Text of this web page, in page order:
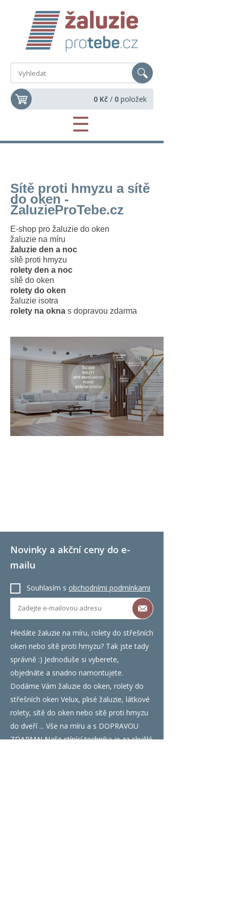
0 Kč / 0 položek
☰
Sítě proti hmyzu a sítě
do oken -
ŽaluzieProTebe.cz
E-shop pro žaluzie do oken
žaluzie na míru
žaluzie den a noc
sítě proti hmyzu
rolety den a noc
sítě do oken
rolety do oken
žaluzie isotra
rolety na okna s dopravou zdarma
Novinky a akční ceny do e-
mailu
Souhlasím s obchodními podmínkami
Hledáte žaluzie na míru, rolety do střešních
oken nebo sítě proti hmyzu? Tak jste tady
správně :) Jednoduše si vyberete,
objednáte a snadno namontujete.
Dodáme Vám žaluzie do oken, rolety do
střešních oken Velux, plisé žaluzie, látkové
rolety, sítě do oken nebo sítě proti hmyzu
do dveří ... Vše na míru a s DOPRAVOU
ZDARMA! Naše stínící technika je za skvělé